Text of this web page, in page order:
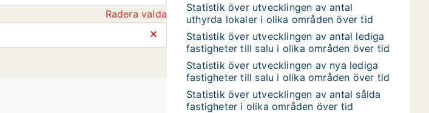
Radera valda
⨯
Statistik över utvecklingen av antal
uthyrda lokaler i olika områden över tid
Statistik över utvecklingen av antal lediga
fastigheter till salu i olika områden över tid
Statistik över utvecklingen av nya lediga
fastigheter till salu i olika områden över tid
Statistik över utvecklingen av antal sålda
fastigheter i olika områden över tid